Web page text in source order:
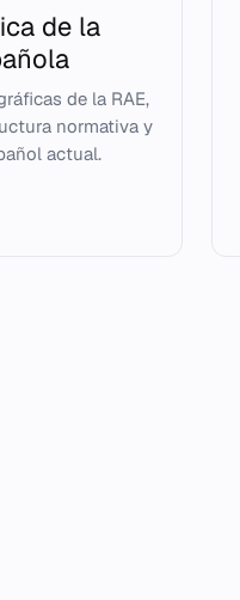
de la
de la RAE,
normativa y
actual.